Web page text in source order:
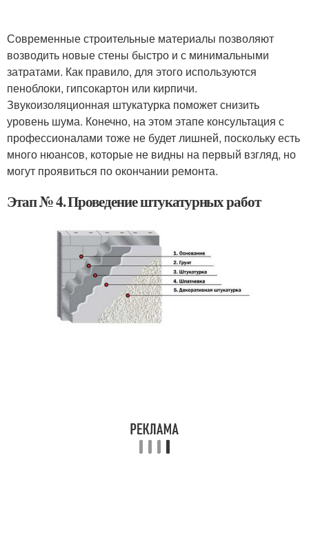
Современные строительные материалы позволяют
возводить новые стены быстро и с минимальными
затратами. Как правило, для этого используются
пеноблоки, гипсокартон или кирпичи.
Звукоизоляционная штукатурка поможет снизить
уровень шума. Конечно, на этом этапе консультация с
профессионалами тоже не будет лишней, поскольку есть
много нюансов, которые не видны на первый взгляд, но
могут проявиться по окончании ремонта.
Этап № 4. Проведение штукатурных работ